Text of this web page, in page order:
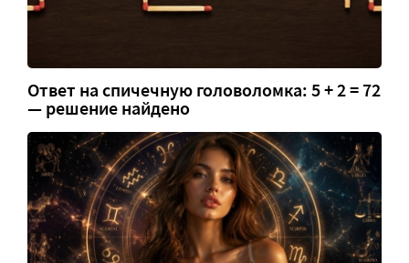
Ответ на спичечную головоломка: 5 + 2 = 72
— решение найдено